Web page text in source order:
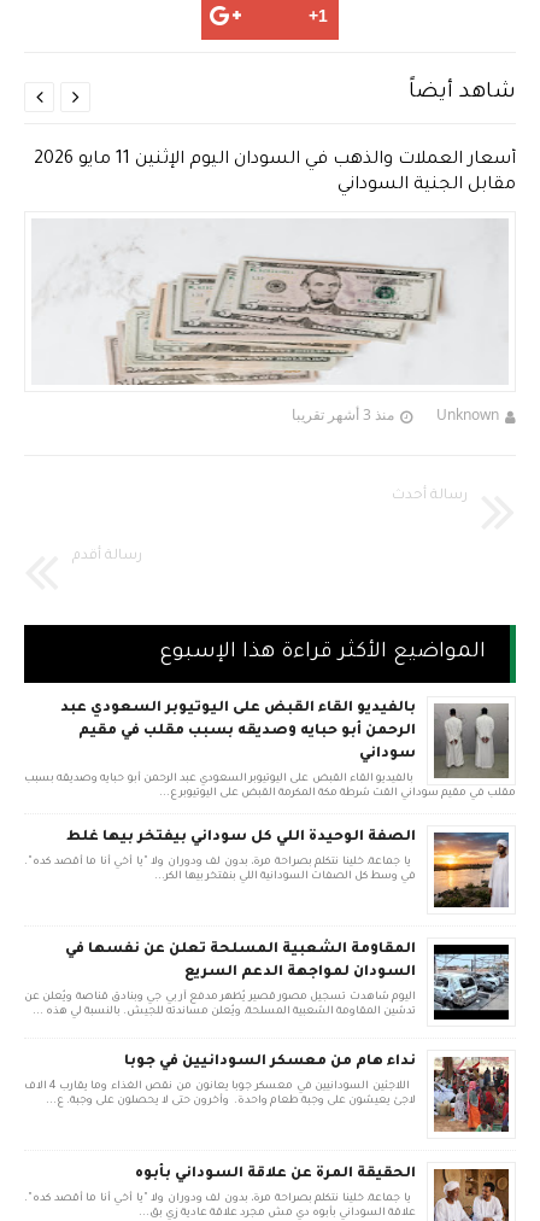
شاهد أيضاً
أسعار العملات والذهب في السودان اليوم الإثنين 11 مايو 2026
مقابل الجنية السوداني
Unknown منذ 3 أشهر تقريبا


رسالة أحدث
رسالة أقدم
المواضيع الأكثر قراءة هذا الإسبوع
بالفيديو القاء القبض على اليوتيوبر السعودي عبد
الرحمن أبو حبايه وصديقه بسبب مقلب في مقيم
سوداني
بالفيديو القاء القبض على اليوتيوبر السعودي عبد الرحمن أبو حبايه وصديقه بسبب
مقلب في مقيم سوداني القت شرطة مكة المكرمة القبض على اليوتيوبر ع...
الصفة الوحيدة اللي كل سوداني بيفتخر بيها غلط
يا جماعة، خلينا نتكلم بصراحة مرة، بدون لف ودوران ولا "يا أخي أنا ما أقصد كده".
في وسط كل الصفات السودانية اللي بنفتخر بيها الكر...
المقاومة الشعبية المسلحة تعلن عن نفسها في
السودان لمواجهة الدعم السريع
اليوم شاهدت تسجيل مصور قصير يُظهر مدفع آر بي جي وبنادق قناصة ويُعلن عن
تدشين المقاومة الشعبية المسلحة، ويُعلن مساندته للجيش. بالنسبة لي هذه ...
نداء هام من معسكر السودانيين في جوبا
اللاجئين السودانيين في معسكر جوبا يعانون من نقص الغذاء وما يقارب 4 الاف
لاجئ يعيشون على وجبة طعام واحدة. وأخرون حتى لا يحصلون على وجبة. ع...
الحقيقة المرة عن علاقة السوداني بأبوه
يا جماعة، خلينا نتكلم بصراحة مرة، بدون لف ودوران ولا "يا أخي أنا ما أقصد كده".
علاقة السوداني بأبوه دي مش مجرد علاقة عادية زي بق...